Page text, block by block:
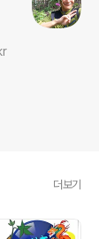
더보기